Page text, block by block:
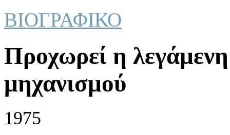
ΒΙΟΓΡΑΦΙΚΟ
Προχωρεί η
μηχανισμού
1975